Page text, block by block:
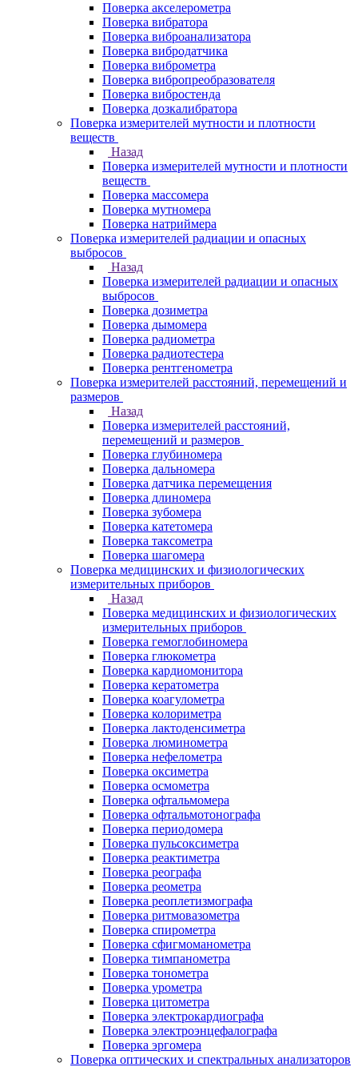
Поверка акселерометра
Поверка вибратора
Поверка виброанализатора
Поверка вибродатчика
Поверка виброметра
Поверка вибропреобразователя
Поверка вибростенда
Поверка дозкалибратора
Поверка измерителей мутности и плотности
веществ
Назад
Поверка измерителей мутности и плотности
веществ
Поверка массомера
Поверка мутномера
Поверка натриймера
Поверка измерителей радиации и опасных
выбросов
Назад
Поверка измерителей радиации и опасных
выбросов
Поверка дозиметра
Поверка дымомера
Поверка радиометра
Поверка радиотестера
Поверка рентгенометра
Поверка измерителей расстояний, перемещений и
размеров
Назад
Поверка измерителей расстояний,
перемещений и размеров
Поверка глубиномера
Поверка дальномера
Поверка датчика перемещения
Поверка длиномера
Поверка зубомера
Поверка катетомера
Поверка таксометра
Поверка шагомера
Поверка медицинских и физиологических
измерительных приборов
Назад
Поверка медицинских и физиологических
измерительных приборов
Поверка гемоглобиномера
Поверка глюкометра
Поверка кардиомонитора
Поверка кератометра
Поверка коагулометра
Поверка колориметра
Поверка лактоденсиметра
Поверка люминометра
Поверка нефелометра
Поверка оксиметра
Поверка осмометра
Поверка офтальмомера
Поверка офтальмотонографа
Поверка периодомера
Поверка пульсоксиметра
Поверка реактиметра
Поверка реографа
Поверка реометра
Поверка реоплетизмографа
Поверка ритмовазометра
Поверка спирометра
Поверка сфигмоманометра
Поверка тимпанометра
Поверка тонометра
Поверка урометра
Поверка цитометра
Поверка электрокардиографа
Поверка электроэнцефалографа
Поверка эргомера
Поверка оптических и спектральных анализаторов